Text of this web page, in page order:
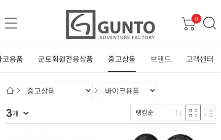
0
코용품 군토회원전용상품 중고상품 브랜드 고객센터
3개 랭킹순